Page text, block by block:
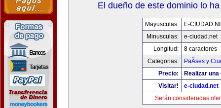
El dueño de este dominio lo
Mayusculas:
E-
Minusculas:
e-ciudad.net
Longitud:
8 caracteres
Categorias:
PaÃ­ses y
Precio:
Realizar
Visitar!
e-ciudad.net
Serán consideradas